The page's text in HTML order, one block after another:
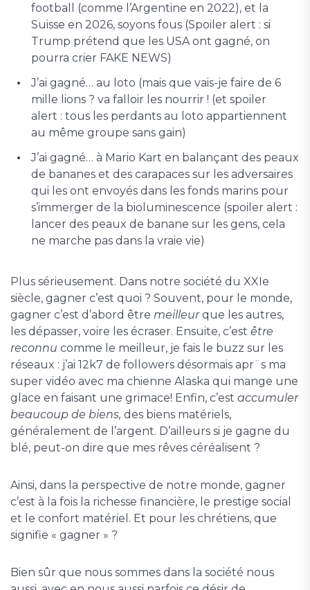
football (comme l’Argentine en 2022), et la
Suisse en 2026, soyons fous (Spoiler alert : si
Trump prétend que les USA ont gagné, on
pourra crier FAKE NEWS)
J’ai gagné… au loto (mais que vais-je faire de 6
mille lions ? va falloir les nourrir ! (et spoiler
alert : tous les perdants au loto appartiennent
au même groupe sans gain)
J’ai gagné… à Mario Kart en balançant des peaux
de bananes et des carapaces sur les adversaires
qui les ont envoyés dans les fonds marins pour
s’immerger de la bioluminescence (spoiler alert :
lancer des peaux de banane sur les gens, cela
ne marche pas dans la vraie vie)
Plus sérieusement. Dans notre société du XXIe
siècle, gagner c’est quoi ? Souvent, pour le monde,
gagner c’est d’abord être meilleurque les autres,
les dépasser, voire les écraser. Ensuite, c’est être
reconnu comme le meilleur, je fais le buzz sur les
réseaux : j’ai 12k7 de followers désormais apr¨s ma
super vidéo avec ma chienne Alaska qui mange une
glace en faisant une grimace! Enfin, c’est accumuler
beaucoup de biens, des biens matériels,
généralement de l’argent. D’ailleurs si je gagne du
blé, peut-on dire que mes rêves céréalisent ?
Ainsi, dans la perspective de notre monde, gagner
c’est à la fois la richesse financière, le prestige social
et le confort matériel. Et pour les chrétiens, que
signifie « gagner » ?
Bien sûr que nous sommes dans la société nous